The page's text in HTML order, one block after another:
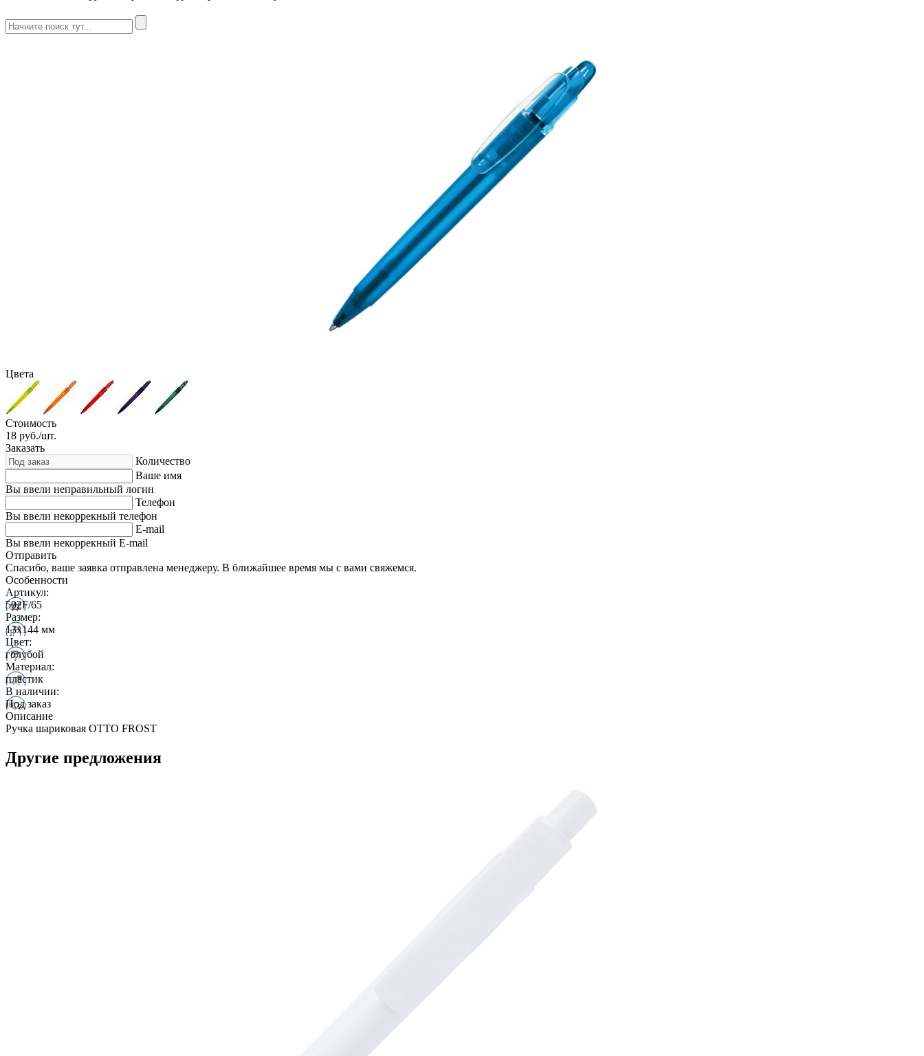
Цвета
Стоимость
18 руб./шт.
Заказать
Количество
Ваше имя
Вы ввели неправильный логин
Телефон
Вы ввели некоррекный телефон
E-mail
Вы ввели некоррекный E-mail
Отправить
Спасибо, ваше заявка отправлена менеджеру. В ближайшее время мы с вами свяжемся.
Особенности
Артикул:
502F/65
Размер:
13х144 мм
Цвет:
голубой
Материал:
пластик
В наличии:
Под заказ
Описание
Ручка шариковая OTTO FROST
Другие предложения